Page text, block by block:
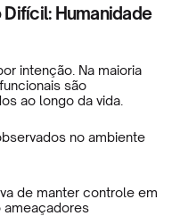
Humanidade
intenção. Na maioria
são
ao longo da vida.
no ambiente
de manter controle em